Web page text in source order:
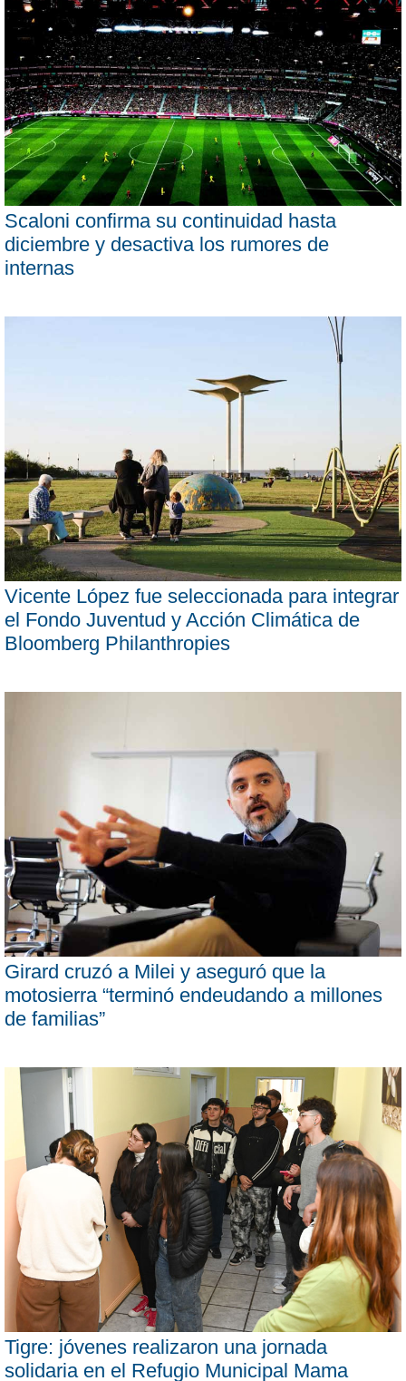
Scaloni confirma su continuidad hasta
diciembre y desactiva los rumores de
internas
Vicente López fue seleccionada para integrar
el Fondo Juventud y Acción Climática de
Bloomberg Philanthropies
Girard cruzó a Milei y aseguró que la
motosierra “terminó endeudando a millones
de familias”
Tigre: jóvenes realizaron una jornada
solidaria en el Refugio Municipal Mama